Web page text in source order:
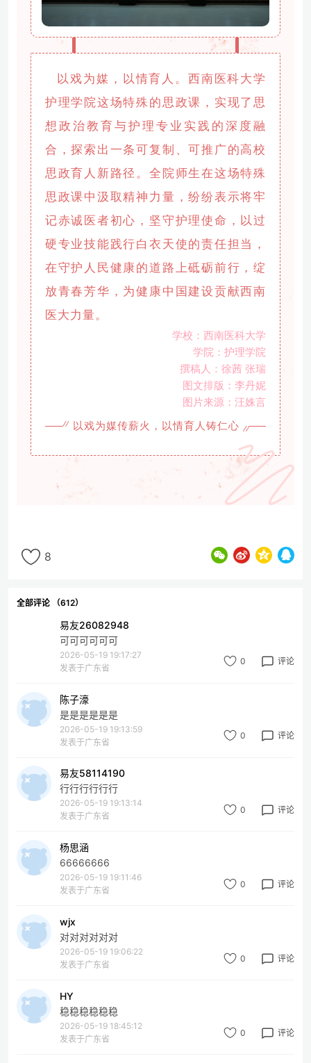
以戏为媒，以情育人。西南医科大学
护理学院这场特殊的思政课，实现了思
想政治教育与护理专业实践的深度融
合，探索出一条可复制、可推广的高校
思政育人新路径。全院师生在这场特殊
思政课中汲取精神力量，纷纷表示将牢
记赤诚医者初心，坚守护理使命，以过
硬专业技能践行白衣天使的责任担当，
在守护人民健康的道路上砥砺前行，绽
放青春芳华，为健康中国建设贡献西南
医大力量。
学校：西南医科大学
学院：护理学院
撰稿人：徐茜 张瑞
图文排版：李丹妮
图片来源：汪姝言
以戏为媒传薪火，以情育人铸仁心
8
全部评论 （612）
易友26082948
可可可可可可
2026-05-19 19:17:27
发表于广东省
0 评论
陈子濠
是是是是是是
2026-05-19 19:13:59
发表于广东省
0 评论
易友58114190
行行行行行行
2026-05-19 19:13:14
发表于广东省
0 评论
杨思涵
66666666
2026-05-19 19:11:46
发表于广东省
0 评论
wjx
对对对对对对
2026-05-19 19:06:22
发表于广东省
0 评论
HY
稳稳稳稳稳稳
2026-05-19 18:45:12
发表于广东省
0 评论